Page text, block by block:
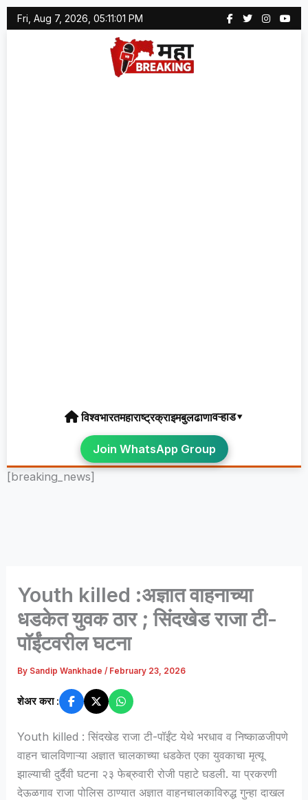
Skip
to
Fri, Aug 7, 2026, 05:11:01 PM
विश्वभारतमहाराष्ट्रक्राइमबुलढाणावऱ्हाड▾
Join WhatsApp Group
[breaking_news]
Youth killed :अज्ञात वाहनाच्या
धडकेत युवक ठार ; सिंदखेड राजा टी-
पॉईंटवरील घटना
By Sandip Wankhade/ February 23, 2026
शेअर करा :
Youth killed : सिंदखेड राजा टी-पॉईंट येथे भरधाव व निष्काळजीपणे
वाहन चालविणाऱ्या अज्ञात चालकाच्या धडकेत एका युवकाचा मृत्यू
झाल्याची दुर्दैवी घटना २३ फेब्रुवारी रोजी पहाटे घडली. या प्रकरणी
देऊळगाव राजा पोलिस ठाण्यात अज्ञात वाहनचालकाविरुद्ध गुन्हा दाखल